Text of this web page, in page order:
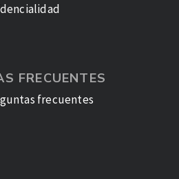
FRECUENTES
frecuentes